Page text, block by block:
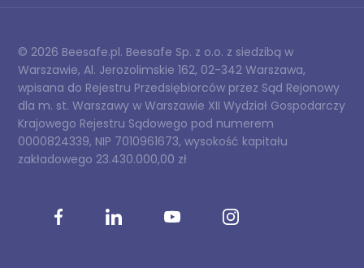
© 2026 Beesafe.pl. Beesafe Sp. z o.o. z siedzibą w
Warszawie, Al. Jerozolimskie 162, 02-342 Warszawa,
wpisana do Rejestru Przedsiębiorców przez Sąd Rejonowy
dla m. st. Warszawy w Warszawie XII Wydział Gospodarczy
Krajowego Rejestru Sądowego pod numerem
0000824339, NIP 7010961673, wysokość kapitału
zakładowego 23.430.000,00 zł